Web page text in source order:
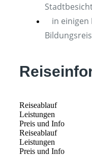
in einigen
Reiseablauf
Leistungen
Preis und Info
Reiseablauf
Leistungen
Preis und Info